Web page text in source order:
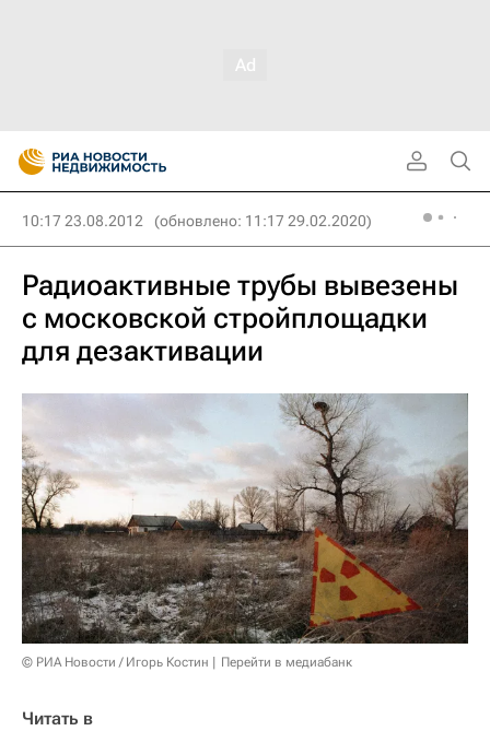
10:17 23.08.2012 (обновлено: 11:17 29.02.2020)
Радиоактивные трубы вывезены
с московской стройплощадки
для дезактивации
© РИА Новости / Игорь Костин Перейти в медиабанк
Читать в